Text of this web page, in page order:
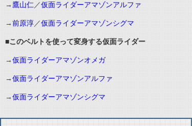
→ 鷹山仁 ／仮面ライダーアマゾンアルファ
→前原淳／仮面ライダーアマゾンシグマ
■このベルトを使って変身する仮面ライダー
→仮面ライダーアマゾンオメガ
→仮面ライダーアマゾンアルファ
→仮面ライダーアマゾンシグマ